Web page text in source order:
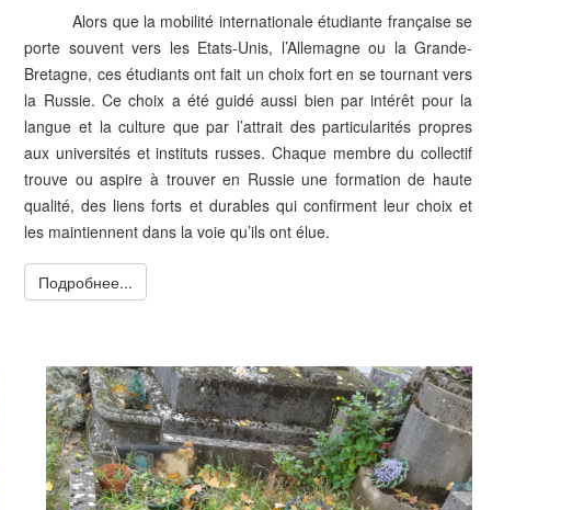
Alors que la mobilité internationale étudiante française se
porte souvent vers les Etats-Unis, l’Allemagne ou la Grande-
Bretagne, ces étudiants ont fait un choix fort en se tournant vers
la Russie. Ce choix a été guidé aussi bien par intérêt pour la
langue et la culture que par l’attrait des particularités propres
aux universités et instituts russes. Chaque membre du collectif
trouve ou aspire à trouver en Russie une formation de haute
qualité, des liens forts et durables qui confirment leur choix et
les maintiennent dans la voie qu’ils ont élue.
Подробнее...